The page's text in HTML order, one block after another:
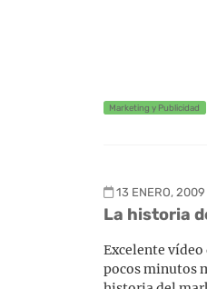
Marketing y Publicidad
13 ENERO,
La historia
Excelente
pocos minutos